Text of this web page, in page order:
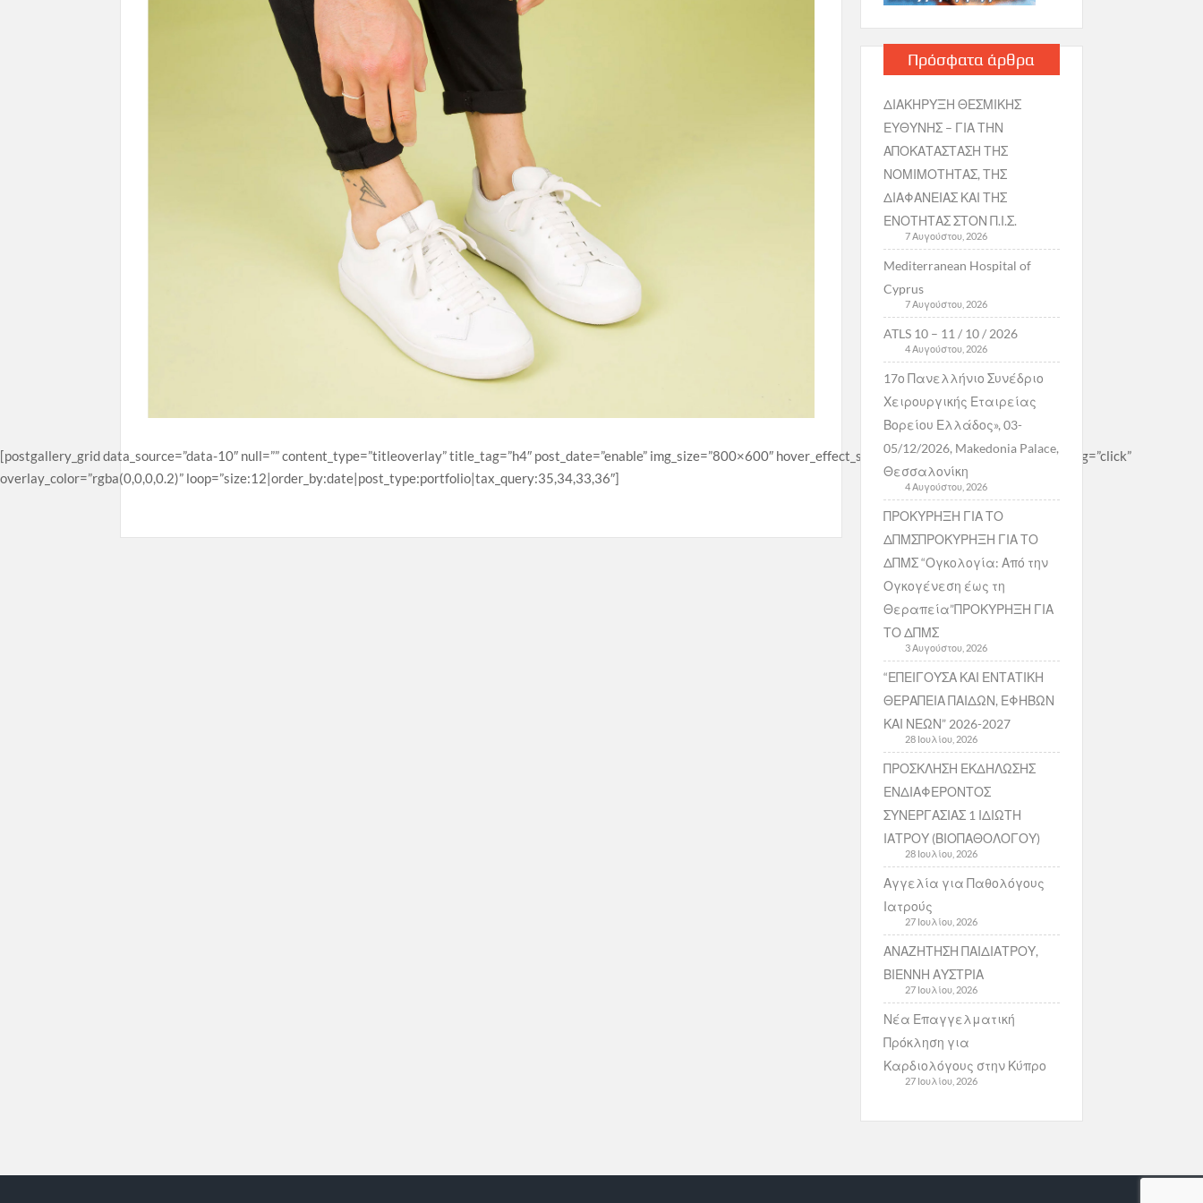
[postgallery_grid data_source=”data-10″ null=”” content_type=”titleoverlay” title_tag=”h4″ post_date=”enable” img_size=”800×600″ hover_effect_square=”effect10 right_to_left” filtering=”click”
overlay_color=”rgba(0,0,0,0.2)” loop=”size:12|order_by:date|post_type:portfolio|tax_query:35,34,33,36″]
Πρόσφατα άρθρα
ΔΙΑΚΗΡΥΞΗ ΘΕΣΜΙΚΗΣ
ΕΥΘΥΝΗΣ – ΓΙΑ ΤΗΝ
ΑΠΟΚΑΤΑΣΤΑΣΗ ΤΗΣ
ΝΟΜΙΜΟΤΗΤΑΣ, ΤΗΣ
ΔΙΑΦΑΝΕΙΑΣ ΚΑΙ ΤΗΣ
ΕΝΟΤΗΤΑΣ ΣΤΟΝ Π.Ι.Σ.
7 Αυγούστου, 2026
Mediterranean Hospital of
Cyprus
7 Αυγούστου, 2026
ATLS 10 – 11 / 10 / 2026
4 Αυγούστου, 2026
17ο Πανελλήνιο Συνέδριο
Χειρουργικής Εταιρείας
Βορείου Ελλάδος», 03-
05/12/2026, Makedonia Palace,
Θεσσαλονίκη
4 Αυγούστου, 2026
ΠΡΟΚΥΡΗΞΗ ΓΙΑ ΤΟ
ΔΠΜΣΠΡΟΚΥΡΗΞΗ ΓΙΑ ΤΟ
ΔΠΜΣ “Ογκολογία: Από την
Ογκογένεση έως τη
Θεραπεία”ΠΡΟΚΥΡΗΞΗ ΓΙΑ
ΤΟ ΔΠΜΣ
3 Αυγούστου, 2026
“ΕΠΕΙΓΟΥΣΑ ΚΑΙ ΕΝΤΑΤΙΚΗ
ΘΕΡΑΠΕΙΑ ΠΑΙΔΩΝ, ΕΦΗΒΩΝ
ΚΑΙ ΝΕΩΝ” 2026-2027
28 Ιουλίου, 2026
ΠΡΟΣΚΛΗΣΗ ΕΚΔΗΛΩΣΗΣ
ΕΝΔΙΑΦΕΡΟΝΤΟΣ
ΣΥΝΕΡΓΑΣΙΑΣ 1 ΙΔΙΩΤΗ
ΙΑΤΡΟΥ (ΒΙΟΠΑΘΟΛΟΓΟΥ)
28 Ιουλίου, 2026
Αγγελία για Παθολόγους
Ιατρούς
27 Ιουλίου, 2026
ΑΝΑΖΗΤΗΣΗ ΠΑΙΔΙΑΤΡΟΥ,
ΒΙΕΝΝΗ ΑΥΣΤΡΙΑ
27 Ιουλίου, 2026
Νέα Επαγγελματική
Πρόκληση για
Καρδιολόγους στην Κύπρο
27 Ιουλίου, 2026